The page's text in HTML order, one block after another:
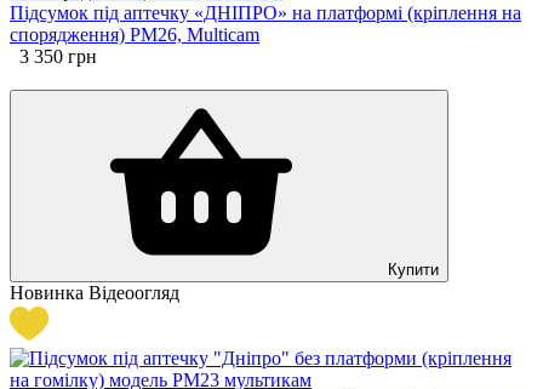
Підсумок під аптечку «ДНІПРО» на платформі (кріплення на
спорядження) РМ26, Multicam
3 350 грн
Купити
Новинка Відеоогляд